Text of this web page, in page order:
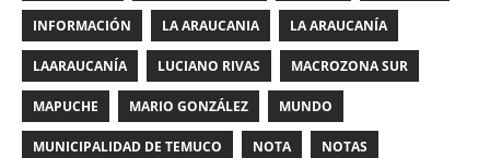
INFORMACIÓN LA ARAUCANIA LA ARAUCANÍA
LAARAUCANÍA LUCIANO RIVAS MACROZONA SUR
MAPUCHE MARIO GONZÁLEZ MUNDO
MUNICIPALIDAD DE TEMUCO NOTA NOTAS